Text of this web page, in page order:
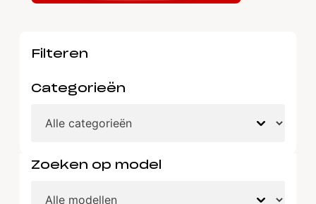
Filteren
Categorieën
Zoeken op model